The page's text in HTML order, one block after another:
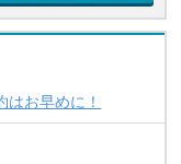
お早めに！